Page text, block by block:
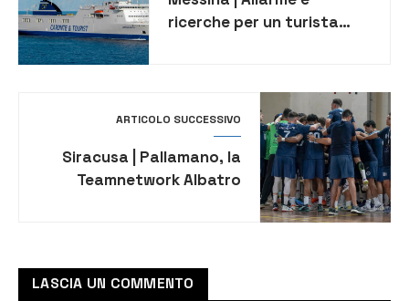
ricerche per un turista
ARTICOLO SUCCESSIVO
Siracusa | Pallamano, la
Teamnetwork Albatro
LASCIA UN COMMENTO